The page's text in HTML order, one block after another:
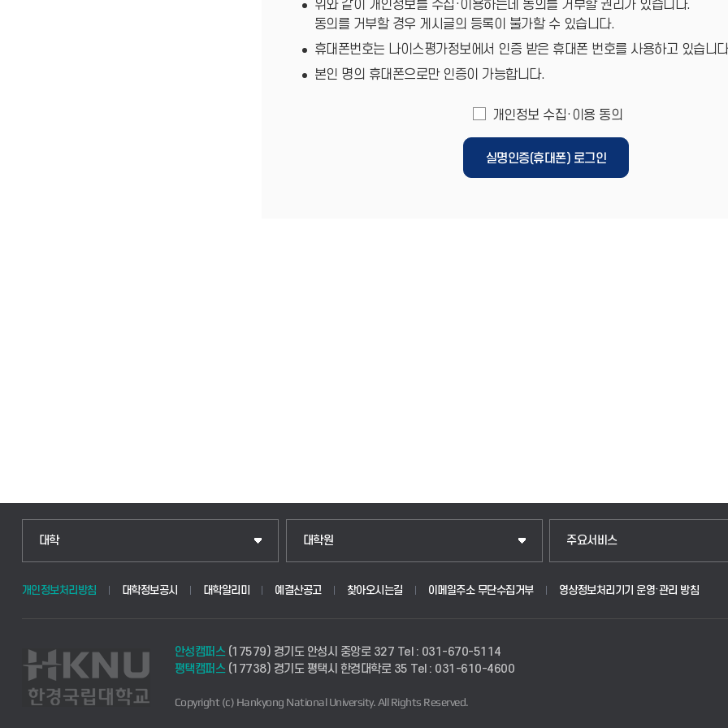
위와 같이 개인정보를 수집·이용하는데 동의를 거부할 권리가 있습니다.
동의를 거부할 경우 게시글의 등록이 불가할 수 있습니다.
휴대폰번호는 나이스평가정보에서 인증 받은 휴대폰 번호를 사용하고 있습니
본인 명의 휴대폰으로만 인증이 가능합니다.
개인정보 수집·이용 동의
실명인증(휴대폰) 로그인
대학 대학원 주요서비스
개인정보처리방침 대학정보공시 대학알리미 예결산공고 찾아오시는길 이메일주소 무단수집거부 영상정보처리기기 운영·관리 방침
안성캠퍼스(17579) 경기도 안성시 중앙로 327 Tel : 031-670-5114
평택캠퍼스(17738) 경기도 평택시 한경대학로 35 Tel : 031-610-4600
Copyright (c) Hankyong National University. All Rights Reserved.